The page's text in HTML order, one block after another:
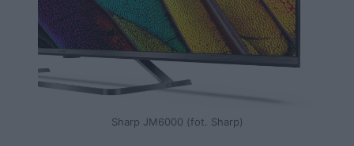
Sharp JM6000 (fot. Sharp)